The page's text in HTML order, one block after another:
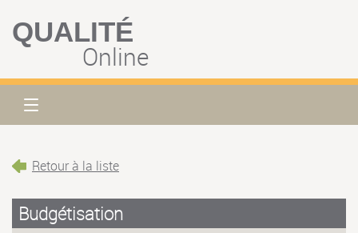
QUALITÉ
Online
Retour à la liste
Budgétisation